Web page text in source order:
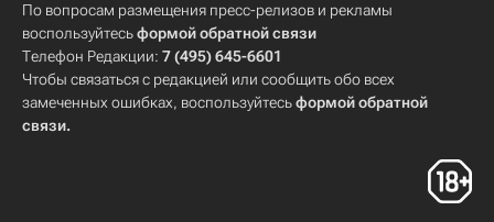
По вопросам размещения пресс-релизов и рекламы
воспользуйтесьформой обратной связи
Телефон Редакции: 7 (495) 645-6601
Чтобы связаться с редакцией или сообщить обо всех
замеченных ошибках, воспользуйтесьформой обратной
связи.